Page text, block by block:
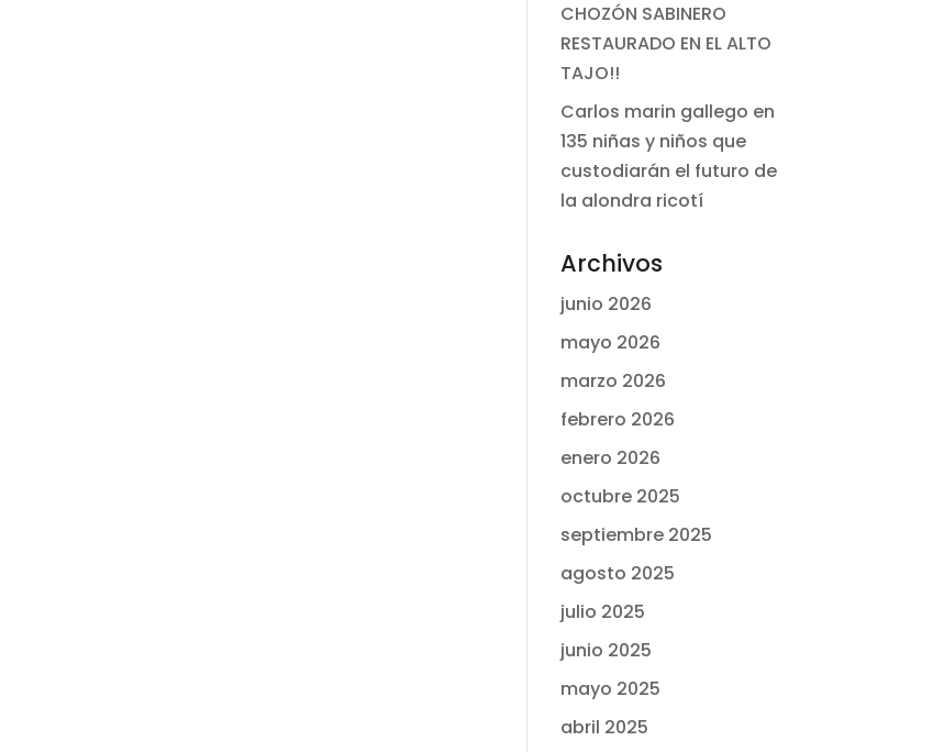
CHOZÓN SABINERO
RESTAURADO EN EL ALTO
TAJO!!
Carlos marin gallego en
135 niñas y niños que
custodiarán el futuro de
la alondra ricotí
Archivos
junio 2026
mayo 2026
marzo 2026
febrero 2026
enero 2026
octubre 2025
septiembre 2025
agosto 2025
julio 2025
junio 2025
mayo 2025
abril 2025